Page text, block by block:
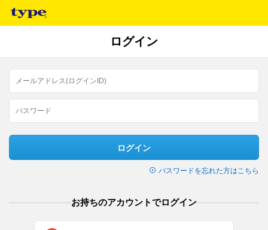
ログイン
ログイン
パスワードを忘れた方はこちら
お持ちのアカウントでログイン